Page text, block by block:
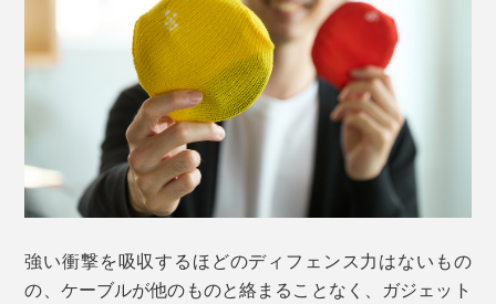
強い衝撃を吸収するほどのディフェンス力はないもの
の、ケーブルが他のものと絡まることなく、ガジェット